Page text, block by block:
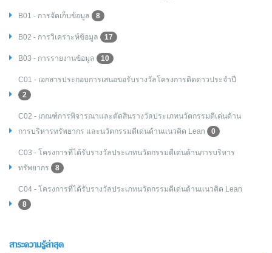
B01 - การจัดเก็บข้อมูล 8
B02 - การวิเคราะห์ข้อมูล 17
B03 - การรายงานข้อมูล 10
C01 - เอกสารประกอบการเสนอขอรับรางวัลโครงการติดดาวประจำปี
2
C02 - เกณฑ์การพิจารณาและตัดสินรางวัลประเภทนวัตกรรมดีเด่นด้าน
การบริหารทรัพยากร และนวัตกรรมดีเด่นด้านแนวคิด Lean
0
C03 - โครงการที่ได้รับรางวัลประเภทนวัตกรรมดีเด่นด้านการบริหาร
ทรัพยากร
8
C04 - โครงการที่ได้รับรางวัลประเภทนวัตกรรมดีเด่นด้านแนวคิด Lean
8
สาระความรู้ล่าสุด